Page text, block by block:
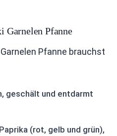
Garnelen Pfanne
Pfanne brauchst
geschält und entdarmt
(rot, gelb und grün),